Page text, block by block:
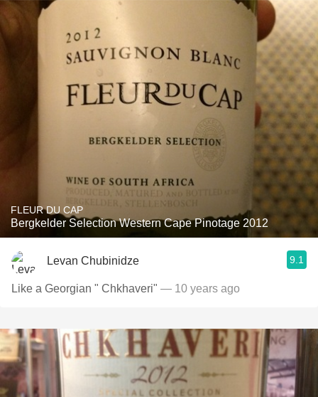
FLEUR DU CAP
Bergkelder Selection Western Cape Pinotage 2012
Levan Chubinidze 9.1
Like a Georgian " Chkhaveri" — 10 years ago